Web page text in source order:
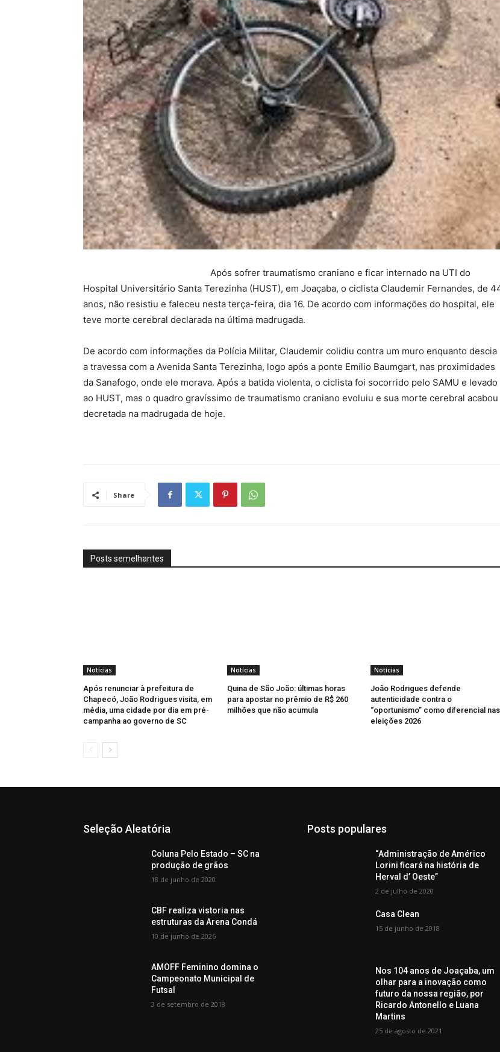
Após sofrer traumatismo craniano e ficar internado na UTI do
Hospital Universitário Santa Terezinha (HUST), em Joaçaba, o ciclista Claudemir Fernandes, de
anos, não resistiu e faleceu nesta terça-feira, dia 16. De acordo com informações do hospital, ele
teve morte cerebral declarada na última madrugada.
De acordo com informações da Polícia Militar, Claudemir colidiu contra um muro enquanto descia
a travessa com a Avenida Santa Terezinha, logo após a ponte Emílio Baumgart, nas proximidades
da Sanafogo, onde ele morava. Após a batida violenta, o ciclista foi socorrido pelo SAMU e levado
ao HUST, mas o quadro gravíssimo de traumatismo craniano evoluiu e sua morte cerebral acabou
decretada na madrugada de hoje.
Share
Posts semelhantes
Notícias
Após renunciar à prefeitura de
Chapecó, João Rodrigues visita, em
média, uma cidade por dia em pré-
campanha ao governo de SC
Notícias
Quina de São João: últimas horas
para apostar no prêmio de R$ 260
milhões que não acumula
Notícias
João Rodrigues defende
autenticidade contra o
“oportunismo” como diferencial nas
eleições 2026
Seleção Aleatória
Coluna Pelo Estado – SC na
produção de grãos
18 de junho de 2020
CBF realiza vistoria nas
estruturas da Arena Condá
10 de junho de 2026
AMOFF Feminino domina o
Campeonato Municipal de
Futsal
3 de setembro de 2018
Posts populares
“Administração de Américo
Lorini ficará na história de
Herval d’ Oeste”
2 de julho de 2020
Casa Clean
15 de junho de 2018
Nos 104 anos de Joaçaba, um
olhar para a inovação como
futuro da nossa região, por
Ricardo Antonello e Luana
Martins
25 de agosto de 2021